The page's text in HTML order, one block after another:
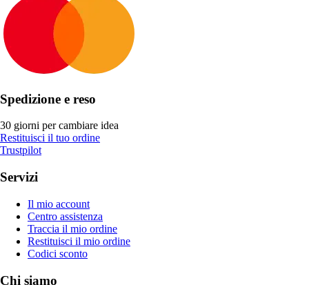
Spedizione e reso
30 giorni per cambiare idea
Restituisci il tuo ordine
Trustpilot
Servizi
Il mio account
Centro assistenza
Traccia il mio ordine
Restituisci il mio ordine
Codici sconto
Chi siamo